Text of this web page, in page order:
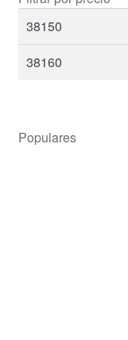
Populares